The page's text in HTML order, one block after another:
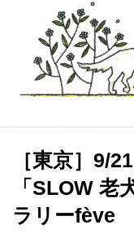
［東京］9/
「SLOW
ラリーfève